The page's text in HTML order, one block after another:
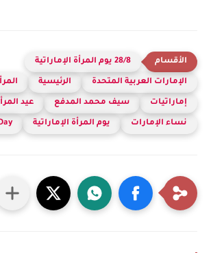
28/8 يوم المرأة الإماراتية
الإمارات العربية المتحدة الرئيسية
إماراتيات سيف محمد المدفع عيد
نساء الإمارات يوم المرأة الإماراتية